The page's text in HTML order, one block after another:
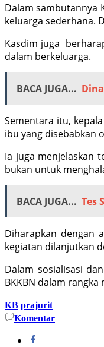
Dalam sambutannya
keluarga sederhana.
Kasdim juga
dalam berkeluarga.
BACA JUGA...
Sementara itu,
ibu yang disebabkan
Ia juga menjelaskan
bukan untuk
BACA JUGA... Tes
Diharapkan dengan
kegiatan dilanjutkan
Dalam sosialisasi
BKKBN dalam
KB prajurit
Komentar